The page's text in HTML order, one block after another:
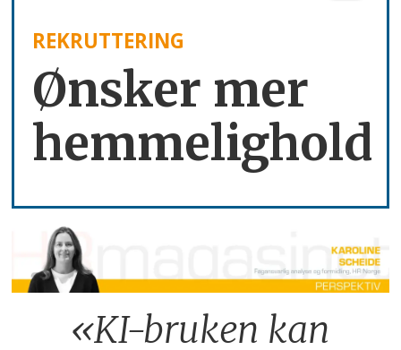
REKRUTTERING
Ønsker mer
hemmelighold
«KI-bruken kan